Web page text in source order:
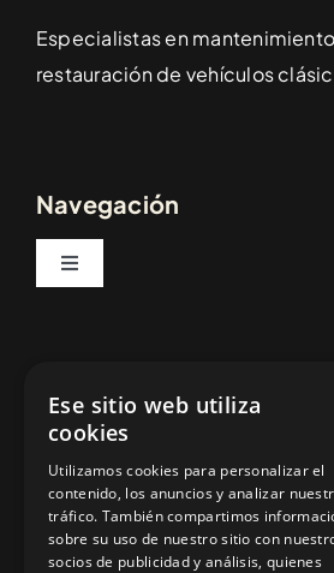
Especialistas en
restauración de vehículos
Navegación
Toggle
Vehículos
Servicios
Tienda Online
93 491 52 42
francesc@palaucars.es
Ese sitio web utiliza
cookies
Utilizamos cookies para personalizar el
contenido, los anuncios y analizar
tráfico. También compartimos
sobre su uso de nuestro sitio con
socios de publicidad y análisis, quienes